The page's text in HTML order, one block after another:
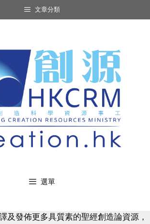
文章分類
選單
及發佈更多具質素的聖經創造論資源，